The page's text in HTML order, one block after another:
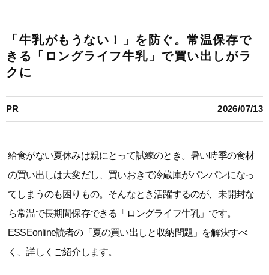
「牛乳がもうない！」を防ぐ。常温保存で
きる「ロングライフ牛乳」で買い出しがラ
クに
PR 2026/07/13
給食がない夏休みは親にとって試練のとき。暑い時季の食材
の買い出しは大変だし、買いおきで冷蔵庫がパンパンになっ
てしまうのも困りもの。そんなとき活躍するのが、未開封な
ら常温で長期間保存できる「ロングライフ牛乳」です。
ESSEonline読者の「夏の買い出しと収納問題」を解決すべ
く、詳しくご紹介します。